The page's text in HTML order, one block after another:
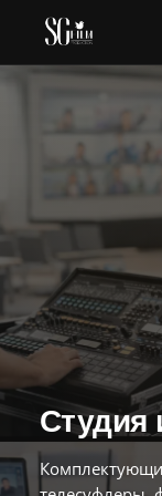
Главная
Оборудование
Online
Online-тесты
Баннеры
Студия